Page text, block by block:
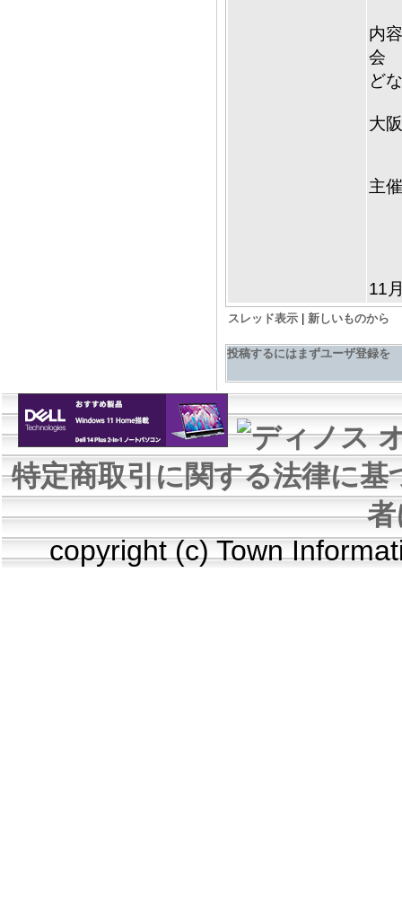
内
会
ど
大
主
11
スレッド表示 新しいものから
投稿するにはまずユーザ登録を
特定商取引に関する法律に基
copyright (c) Town